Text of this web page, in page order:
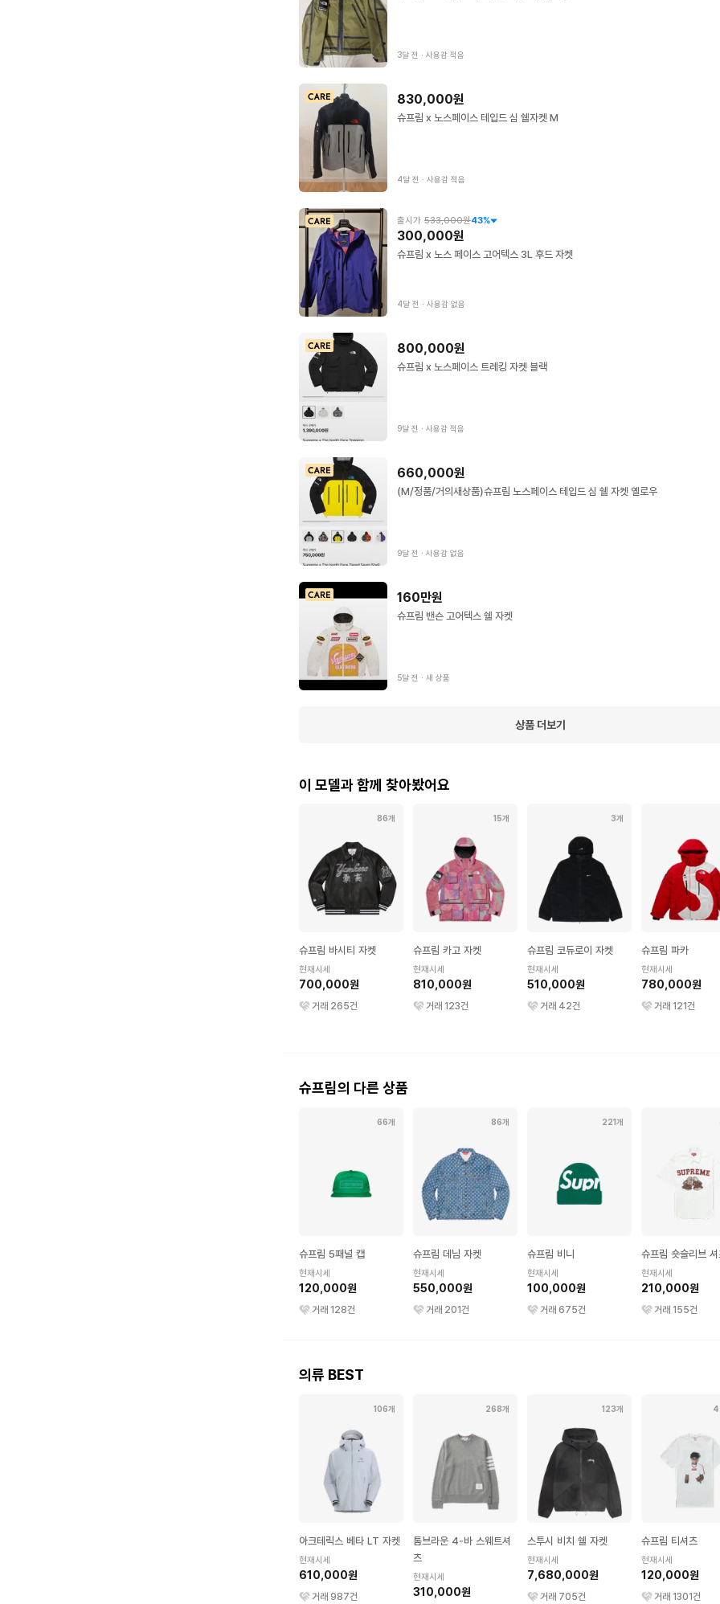
3달 전 ∙ 사용감 적음
830,000원
슈프림 x 노스페이스 테입드 심 쉘자켓 M
4달 전 ∙ 사용감 적음
출시가 533,000원43%
300,000원
슈프림 x 노스 페이스 고어텍스 3L 후드 자켓
4달 전 ∙ 사용감 없음
800,000원
슈프림 x 노스페이스 트레킹 자켓 블랙
9달 전 ∙ 사용감 적음
660,000원
(M/정품/거의새상품)슈프림 노스페이스 테입드 심 쉘 자켓 옐로우
9달 전 ∙ 사용감 없음
160만원
슈프림 밴슨 고어텍스 쉘 자켓
5달 전 ∙ 새 상품
상품 더보기
이 모델과 함께 찾아봤어요
86개
슈프림 바시티 자켓
현재시세
700,000원
거래 265건
15개
슈프림 카고 자켓
현재시세
810,000원
거래 123건
3개
슈프림 코듀로이 자켓
현재시세
510,000원
거래 42건
슈프림 파카
현재시세
780,000원
거래 121건
슈프림의 다른 상품
66개
슈프림 5패널 캡
현재시세
120,000원
거래 128건
86개
슈프림 데님 자켓
현재시세
550,000원
거래 201건
221개
슈프림 비니
현재시세
100,000원
거래 675건
슈프림 숏슬리브
현재시세
210,000원
거래 155건
의류 BEST
106개
아크테릭스 베타 LT 자켓
현재시세
610,000원
거래 987건
268개
톰브라운 4-바 스웨트셔
츠
현재시세
310,000원
123개
스투시 비치 쉘 자켓
현재시세
7,680,000원
거래 705건
슈프림 티셔츠
현재시세
120,000원
거래 1301건